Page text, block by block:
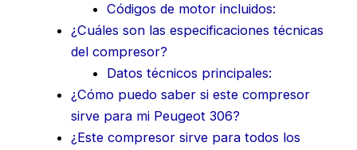
Códigos de motor incluidos:
¿Cuáles son las especificaciones técnicas
del compresor?
Datos técnicos principales:
¿Cómo puedo saber si este compresor
sirve para mi Peugeot 306?
¿Este compresor sirve para todos los